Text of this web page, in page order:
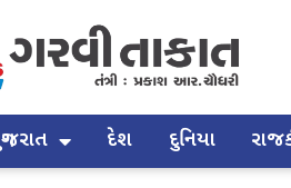
ગુજરાત દેશ દુનિયા